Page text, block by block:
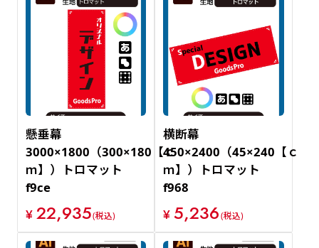
懸垂幕
3000×1800（300×180【ｃ
ｍ】）トロマット
f9ce
¥ 22,935(税込)
横断幕
450×2400（45×240【ｃ
ｍ】）トロマット
f968
¥ 5,236(税込)